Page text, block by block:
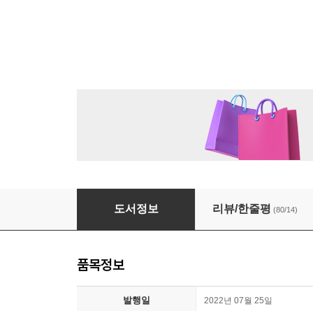
페퍼민트
도서정보 리뷰/한줄평 (80/14)
품목정보
발행일 2022년 07월 25일